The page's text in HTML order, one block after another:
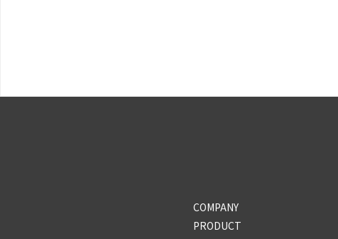
COMPANY
PRODUCT